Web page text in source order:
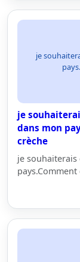
je
je
dans mon
crèche
je